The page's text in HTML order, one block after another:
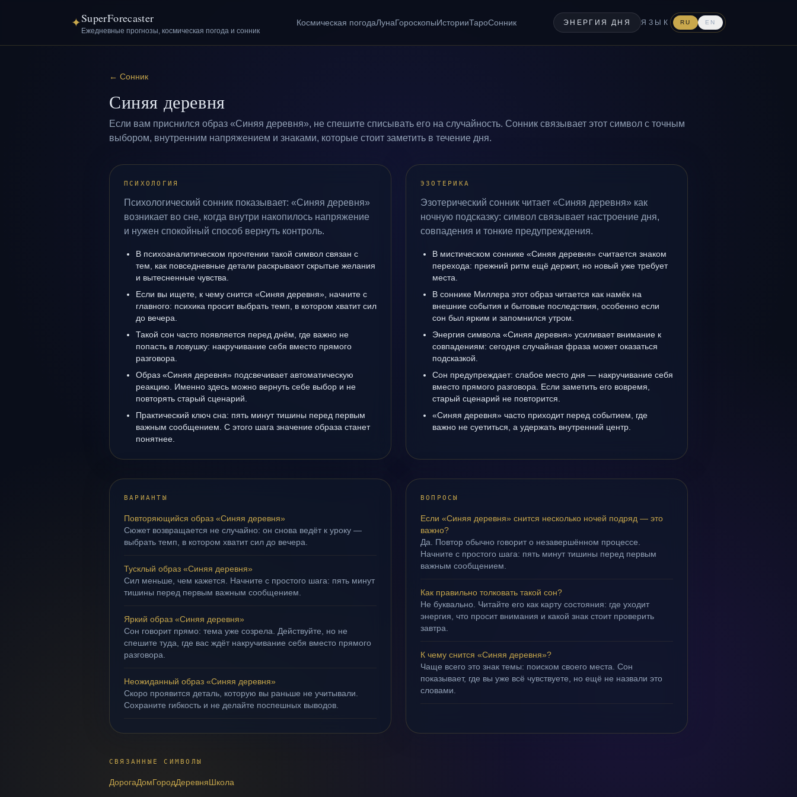
✦SuperForecaster
Ежедневные прогнозы, космическая погода и сонник
Космическая погодаЛунаГороскопыИсторииТароСонник ЭНЕРГИЯ ДНЯ ЯЗЫК RU EN
← Сонник
Синяя деревня
Если вам приснился образ «Синяя деревня», не спешите списывать его на случайность. Сонник связывает этот символ с точным
выбором, внутренним напряжением и знаками, которые стоит заметить в течение дня.
ПСИХОЛОГИЯ
Психологический сонник показывает: «Синяя деревня»
возникает во сне, когда внутри накопилось напряжение
и нужен спокойный способ вернуть контроль.
В психоаналитическом прочтении такой символ связан с
тем, как повседневные детали раскрывают скрытые желания
и вытесненные чувства.
Если вы ищете, к чему снится «Синяя деревня», начните с
главного: психика просит выбрать темп, в котором хватит сил
до вечера.
Такой сон часто появляется перед днём, где важно не
попасть в ловушку: накручивание себя вместо прямого
разговора.
Образ «Синяя деревня» подсвечивает автоматическую
реакцию. Именно здесь можно вернуть себе выбор и не
повторять старый сценарий.
Практический ключ сна: пять минут тишины перед первым
важным сообщением. С этого шага значение образа станет
понятнее.
ЭЗОТЕРИКА
Эзотерический сонник читает «Синяя деревня» как
ночную подсказку: символ связывает настроение дня,
совпадения и тонкие предупреждения.
В мистическом соннике «Синяя деревня» считается знаком
перехода: прежний ритм ещё держит, но новый уже требует
места.
В соннике Миллера этот образ читается как намёк на
внешние события и бытовые последствия, особенно если
сон был ярким и запомнился утром.
Энергия символа «Синяя деревня» усиливает внимание к
совпадениям: сегодня случайная фраза может оказаться
подсказкой.
Сон предупреждает: слабое место дня — накручивание себя
вместо прямого разговора. Если заметить его вовремя,
старый сценарий не повторится.
«Синяя деревня» часто приходит перед событием, где
важно не суетиться, а удержать внутренний центр.
ВАРИАНТЫ
Повторяющийся образ «Синяя деревня»
Сюжет возвращается не случайно: он снова ведёт к уроку —
выбрать темп, в котором хватит сил до вечера.
Тусклый образ «Синяя деревня»
Сил меньше, чем кажется. Начните с простого шага: пять минут
тишины перед первым важным сообщением.
Яркий образ «Синяя деревня»
Сон говорит прямо: тема уже созрела. Действуйте, но не
спешите туда, где вас ждёт накручивание себя вместо прямого
разговора.
Неожиданный образ «Синяя деревня»
Скоро проявится деталь, которую вы раньше не учитывали.
Сохраните гибкость и не делайте поспешных выводов.
ВОПРОСЫ
Если «Синяя деревня» снится несколько ночей подряд — это
важно?
Да. Повтор обычно говорит о незавершённом процессе.
Начните с простого шага: пять минут тишины перед первым
важным сообщением.
Как правильно толковать такой сон?
Не буквально. Читайте его как карту состояния: где уходит
энергия, что просит внимания и какой знак стоит проверить
завтра.
К чему снится «Синяя деревня»?
Чаще всего это знак темы: поиском своего места. Сон
показывает, где вы уже всё чувствуете, но ещё не назвали это
словами.
СВЯЗАННЫЕ СИМВОЛЫ
ДорогаДомГородДеревняШкола